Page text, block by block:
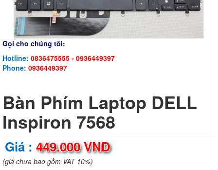
Gọi cho chúng tôi:
Hotline: 0836475555 - 0936449397
Phone: 0936449397
Bàn Phím Laptop DELL
Inspiron 7568
Giá : 449.000 VND
(giá chưa bao gồm VAT 10%)